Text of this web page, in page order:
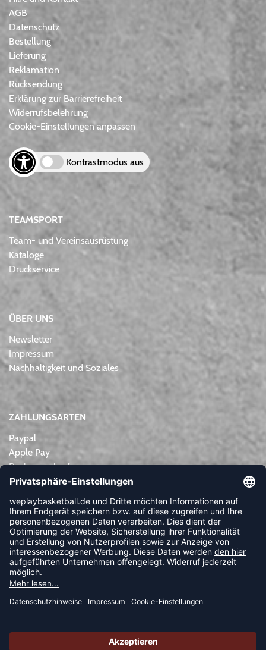
AGB
Datenschutz
Bestellung
Lieferung
Reklamation
Rücksendung
Erklärung zur Barrierefreiheit
Widerrufsbelehrung
Cookie-Einstellungen anpassen
Kontrastmodus aus
TEAMSPORT
Team- und Vereinsausrüstung
Kataloge
Druckservice
ÜBER UNS
Newsletter
Impressum
Nachhaltigkeit und Soziales
ZAHLUNGSARTEN
Paypal
Apple Pay
Rechnungskauf
Lastschrift
Kreditkarte
Vorkasse
NEWSLETTER